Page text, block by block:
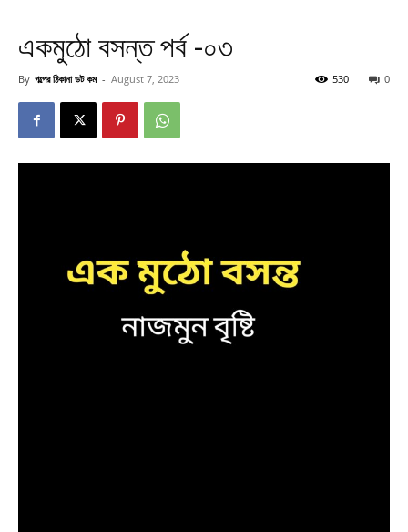
একমুঠো বসন্ত পর্ব -০৩
By গল্পের ঠিকানা ডট কম - August 7, 2023 0
530